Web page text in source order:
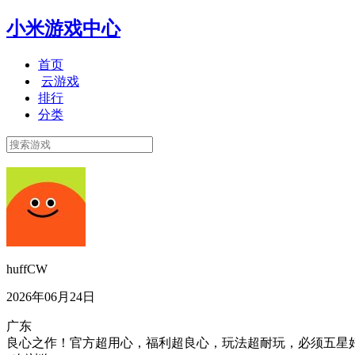
小米游戏中心
首页
云游戏
排行
分类
huffCW
2026年06月24日
广东
良心之作！官方超用心，福利超良心，玩法超耐玩，必须五星